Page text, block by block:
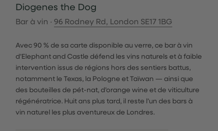
Diogenes the Dog
Bar à vin · 96 Rodney Rd, London SE17 1BG
Avec 90 % de sa carte disponible au verre, ce bar à vin
d’Elephant and Castle défend les vins naturels et à faible
intervention issus de régions hors des sentiers battus,
notamment le Texas, la Pologne et Taïwan — ainsi que
des bouteilles de pét-nat, d’orange wine et de viticulture
régénératrice. Huit ans plus tard, il reste l’un des bars à
vin naturel les plus aventureux de Londres.